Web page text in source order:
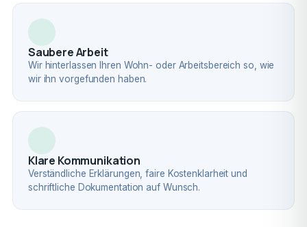
Saubere Arbeit
Wir hinterlassen Ihren Wohn- oder Arbeitsbereich so, wie
wir ihn vorgefunden haben.
Klare Kommunikation
Verständliche Erklärungen, faire Kostenklarheit und
schriftliche Dokumentation auf Wunsch.